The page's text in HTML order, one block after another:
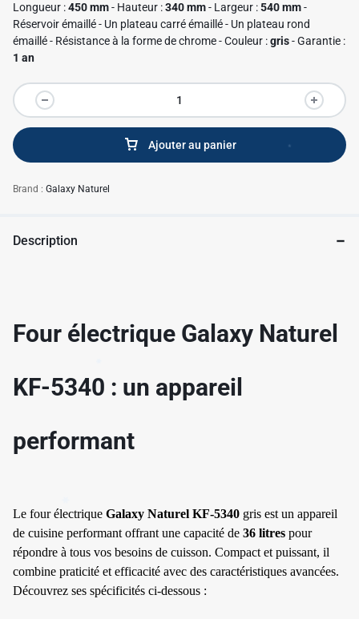
Longueur :450 mm- Hauteur :340 mm- Largeur :540 mm-
Réservoir émaillé - Un plateau carré émaillé - Un plateau rond
émaillé - Résistance à la forme de chrome - Couleur :gris- Garantie :
1 an
Ajouter au panier
Brand : Galaxy Naturel
Description
Four électrique Galaxy Naturel
KF-5340 : un appareil
performant
Le four électrique Galaxy Naturel KF-5340 gris est un appareil
de cuisine performant offrant une capacité de 36 litres pour
répondre à tous vos besoins de cuisson. Compact et puissant, il
combine praticité et efficacité avec des caractéristiques avancées.
Découvrez ses spécificités ci-dessous :